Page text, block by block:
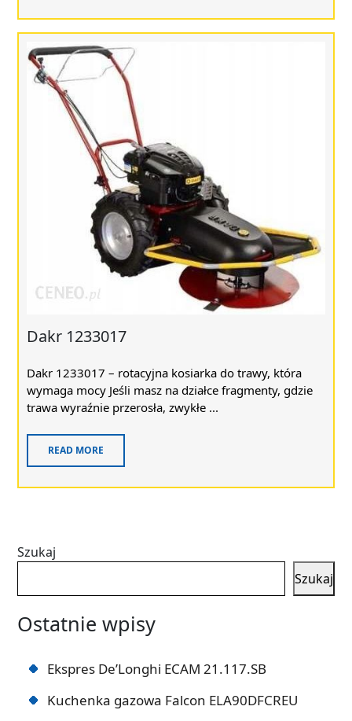
Dakr 1233017
Dakr 1233017 – rotacyjna kosiarka do trawy, która
wymaga mocy Jeśli masz na działce fragmenty, gdzie
trawa wyraźnie przerosła, zwykłe ...
READ MORE
Szukaj
Szukaj
Ostatnie wpisy
Ekspres De’Longhi ECAM 21.117.SB
Kuchenka gazowa Falcon ELA90DFCREU